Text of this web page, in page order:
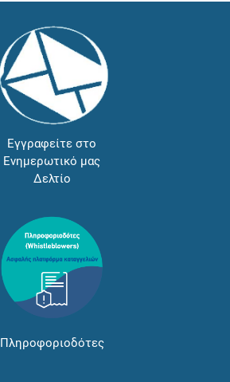
Εγγραφείτε στο
Ενημερωτικό μας
Δελτίο
Πληροφοριοδότες